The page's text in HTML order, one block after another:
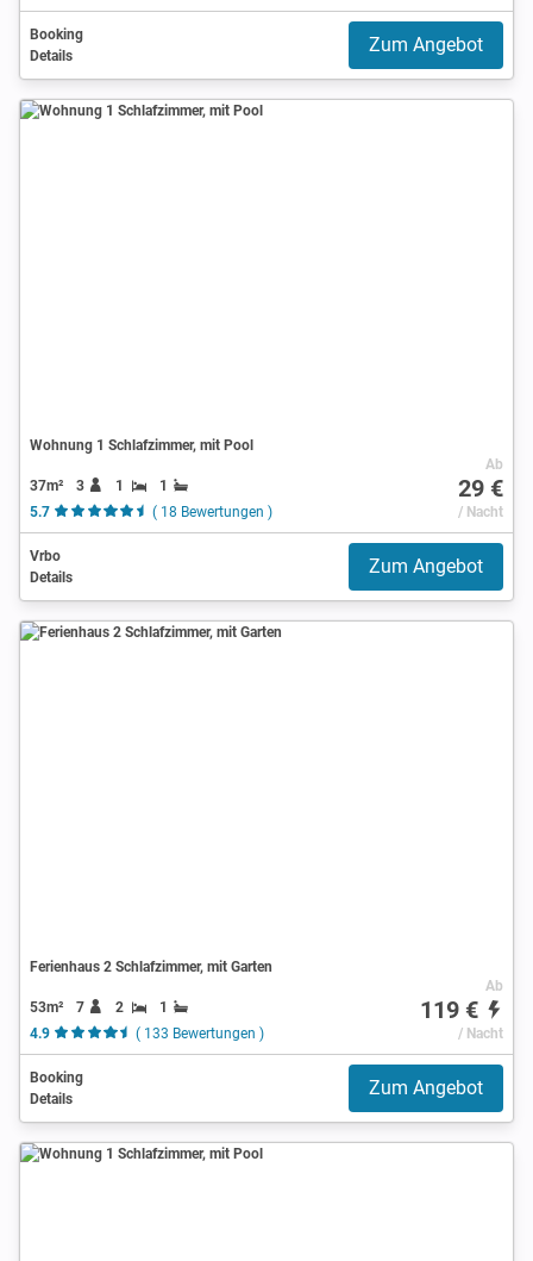
Booking
Details
Zum Angebot
Wohnung 1 Schlafzimmer, mit Pool
37m² 3 1
1
5.7
( 18 Bewertungen )
Ab
29 €
/ Nacht
Vrbo
Details
Zum Angebot
Ferienhaus 2 Schlafzimmer, mit Garten
53m² 7 2
1
4.9
( 133 Bewertungen )
Ab
119 €
/ Nacht
Booking
Details
Zum Angebot